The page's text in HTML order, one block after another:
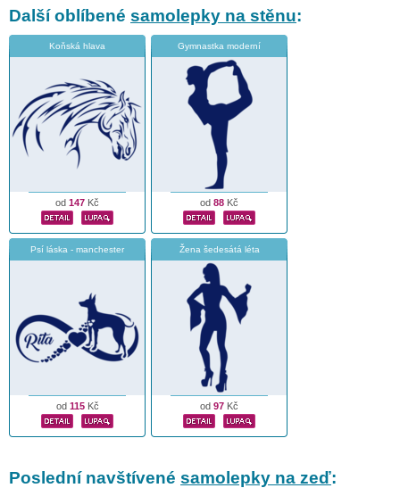
Další oblíbené samolepky na stěnu:
Koňská hlava
od 147 Kč
Gymnastka moderní
od 88 Kč
Psí láska - manchester
od 115Kč
Žena šedesátá léta
od 97 Kč
Poslední navštívené samolepky na zeď: